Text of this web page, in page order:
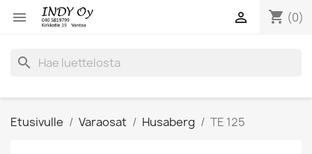
 shopping_cart (0)

search
Etusivulle Varaosat Husaberg TE 125